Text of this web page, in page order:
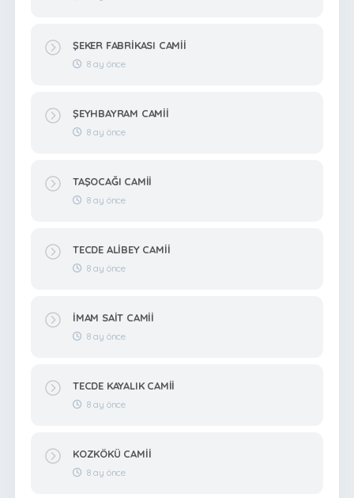
ŞEKER FABRİKASI CAMİİ
8 ay önce
ŞEYHBAYRAM CAMİİ
8 ay önce
TAŞOCAĞI CAMİİ
8 ay önce
TECDE ALİBEY CAMİİ
8 ay önce
İMAM SAİT CAMİİ
8 ay önce
TECDE KAYALIK CAMİİ
8 ay önce
KOZKÖKÜ CAMİİ
8 ay önce